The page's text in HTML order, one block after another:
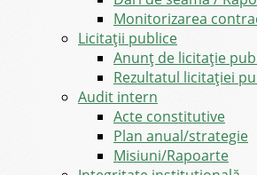
Monitorizarea
Licitații publice
Anunț de licitație
Rezultatul licitației
Audit intern
Acte constitutive
Plan anual/strategie
Misiuni/Rapoarte